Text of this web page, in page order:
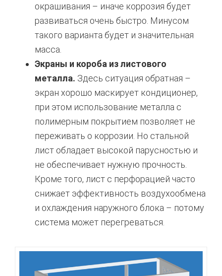
окрашивания – иначе коррозия будет
развиваться очень быстро. Минусом
такого варианта будет и значительная
масса.
Экраны и короба из листового
металла. Здесь ситуация обратная –
экран хорошо маскирует кондиционер,
при этом использование металла с
полимерным покрытием позволяет не
переживать о коррозии. Но стальной
лист обладает высокой парусностью и
не обеспечивает нужную прочность.
Кроме того, лист с перфорацией часто
снижает эффективность воздухообмена
и охлаждения наружного блока – потому
система может перегреваться.